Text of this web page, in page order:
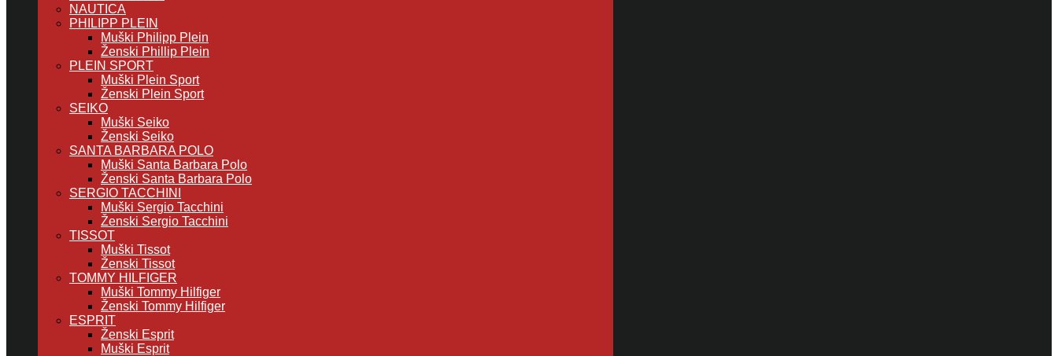
NAUTICA
PHILIPP PLEIN
Muški Philipp Plein
Ženski Phillip Plein
PLEIN SPORT
Muški Plein Sport
Ženski Plein Sport
SEIKO
Muški Seiko
Ženski Seiko
SANTA BARBARA POLO
Muški Santa Barbara Polo
Ženski Santa Barbara Polo
SERGIO TACCHINI
Muški Sergio Tacchini
Ženski Sergio Tacchini
TISSOT
Muški Tissot
Ženski Tissot
TOMMY HILFIGER
Muški Tommy Hilfiger
Ženski Tommy Hilfiger
ESPRIT
Ženski Esprit
Muški Esprit